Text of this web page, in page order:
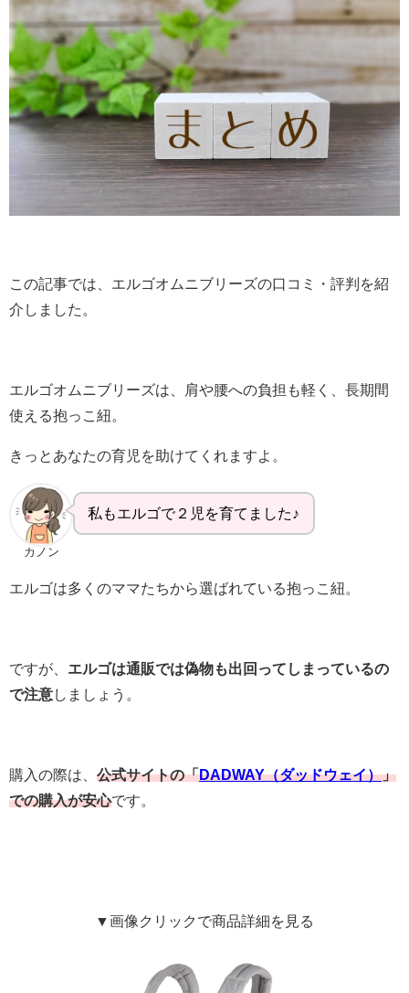
この記事では、エルゴオムニブリーズの口コミ・評判を紹
介しました。
エルゴオムニブリーズは、肩や腰への負担も軽く、長期間
使える抱っこ紐。
きっとあなたの育児を助けてくれますよ。
カノン
私もエルゴで２児を育てました♪
エルゴは多くのママたちから選ばれている抱っこ紐。
ですが、 エルゴは通販では偽物も出回ってしまっているの
で注意しましょう。
購入の際は、 公式サイトの「DADWAY（ダッドウェイ）」
での購入が安心です。
▼画像クリックで商品詳細を見る